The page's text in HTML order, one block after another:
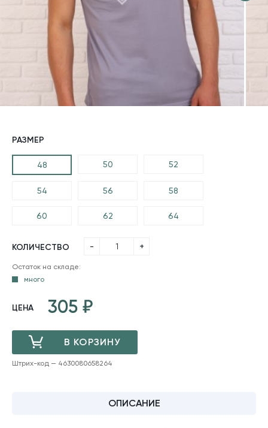
РАЗМЕР
48 50 52
54 56 58
60 62 64
КОЛИЧЕСТВО - +
Остаток на складе:
много
ЦЕНА 305
Штрих-код — 4630080658264
В КОРЗИНУ
ДОБАВЛЕНО
ОПИСАНИЕ